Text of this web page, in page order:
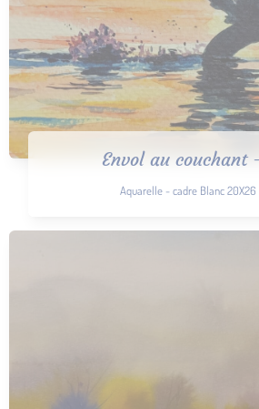
Envol au couchant
Aquarelle - cadre Blanc 20X26